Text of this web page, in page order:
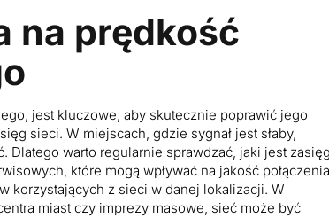
na prędkość
jest kluczowe, aby skutecznie poprawić jego
sieci. W miejscach, gdzie sygnał jest słaby,
Dlatego warto regularnie sprawdzać, jaki jest
które mogą wpływać na jakość
korzystających z sieci w danej lokalizacji. W
miast czy imprezy masowe, sieć może być